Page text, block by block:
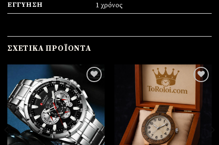
ΕΓΓΎΗΣΗ
1 χρόνος
ΣΧΕΤΙΚΆ ΠΡΟΪΌΝΤΑ
Πρόσθήκη
στην
λίστα
επιθυμιών
Πρόσθήκη
στην
λίστα
επιθυμιών